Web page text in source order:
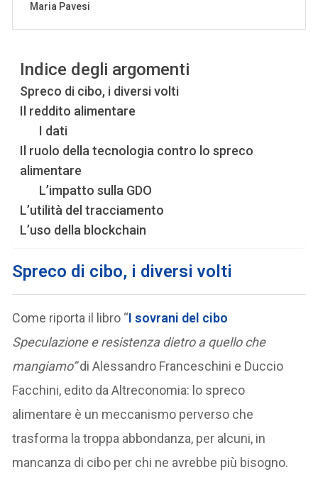
Indice degli argomenti
Spreco di cibo, i diversi volti
Il reddito alimentare
I dati
Il ruolo della tecnologia contro lo spreco
alimentare
L’impatto sulla GDO
L’utilità del tracciamento
L’uso della blockchain
Spreco di cibo, i diversi volti
Come riporta il libro “I sovrani del cibo
Speculazione e resistenza dietro a quello che
mangiamo”di Alessandro Franceschini e Duccio
Facchini, edito da Altreconomia: lo spreco
alimentare è un meccanismo perverso che
trasforma la troppa abbondanza, per alcuni, in
mancanza di cibo per chi ne avrebbe più bisogno.